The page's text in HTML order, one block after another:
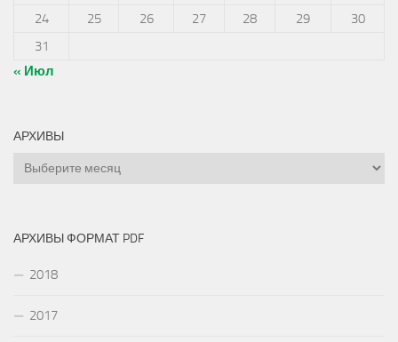
24
25 26 27 28 29
30
31
« Июл
АРХИВЫ
Архивы
АРХИВЫ ФОРМАТ PDF
2018
2017